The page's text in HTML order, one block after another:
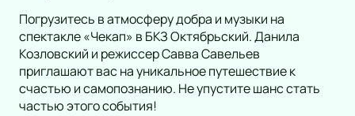
Погрузитесь в атмосферу добра и музыки на
спектакле «Чекап» в БКЗ Октябрьский. Данила
Козловский и режиссер Савва Савельев
приглашают вас на уникальное путешествие к
счастью и самопознанию. Не упустите шанс стать
частью этого события!